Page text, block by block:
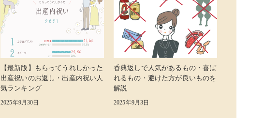
【最新版】もらってうれしかった
出産祝いのお返し・出産内祝い人
気ランキング
2025年9月30日
香典返しで人気があるもの・喜ば
れるもの・避けた方が良いものを
解説
2025年9月3日